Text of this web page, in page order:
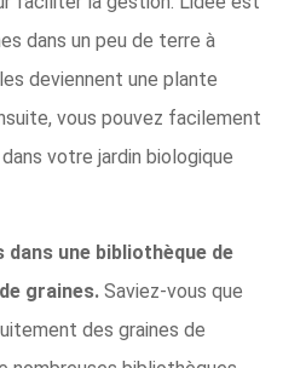
dans un peu de terre à
deviennent une plante
vous pouvez facilement
votre jardin biologique
une bibliothèque de
graines. Saviez-vous que
des graines de